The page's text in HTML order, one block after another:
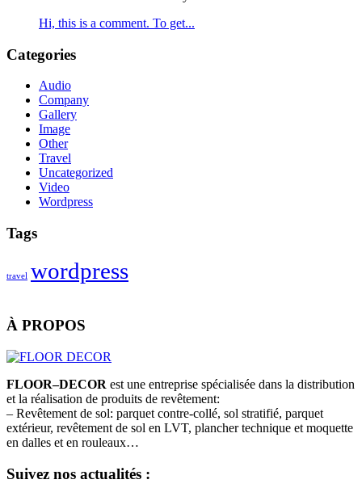
Hi, this is a comment. To get...
Categories
Audio
Company
Gallery
Image
Other
Travel
Uncategorized
Video
Wordpress
Tags
travel wordpress
À PROPOS
FLOOR–DECOR est une entreprise spécialisée dans la distribution
et la réalisation de produits de revêtement:
– Revêtement de sol: parquet contre-collé, sol stratifié, parquet
extérieur, revêtement de sol en LVT, plancher technique et moquette
en dalles et en rouleaux…
Suivez nos actualités :